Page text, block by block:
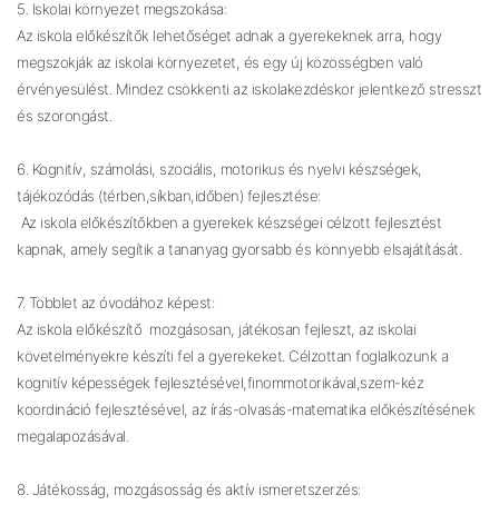
5. Iskolai környezet megszokása:
Az iskola előkészítők lehetőséget adnak a gyerekeknek arra, hogy
megszokják az iskolai környezetet, és egy új közösségben való
érvényesülést. Mindez csökkenti az iskolakezdéskor jelentkező stresszt
és szorongást.
6. Kognitív, számolási, szociális, motorikus és nyelvi készségek,
tájékozódás (térben,síkban,időben) fejlesztése:
Az iskola előkészítőkben a gyerekek készségei célzott fejlesztést
kapnak, amely segítik a tananyag gyorsabb és könnyebb elsajátítását.
7. Többlet az óvodához képest:
Az iskola előkészítő mozgásosan, játékosan fejleszt, az iskolai
követelményekre készíti fel a gyerekeket. Célzottan foglalkozunk a
kognitív képességek fejlesztésével,finommotorikával,szem-kéz
koordináció fejlesztésével, az írás-olvasás-matematika előkészítésének
megalapozásával.
8. Játékosság, mozgásosság és aktív ismeretszerzés: